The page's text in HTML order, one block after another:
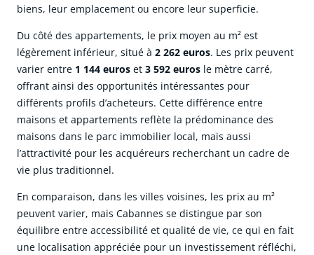
biens, leur emplacement ou encore leur superficie.
Du côté des appartements, le prix moyen au m² est
légèrement inférieur, situé à 2 262 euros. Les prix peuvent
varier entre 1 144 euros et 3 592 euros le mètre carré,
offrant ainsi des opportunités intéressantes pour
différents profils d’acheteurs. Cette différence entre
maisons et appartements reflète la prédominance des
maisons dans le parc immobilier local, mais aussi
l’attractivité pour les acquéreurs recherchant un cadre de
vie plus traditionnel.
En comparaison, dans les villes voisines, les prix au m²
peuvent varier, mais Cabannes se distingue par son
équilibre entre accessibilité et qualité de vie, ce qui en fait
une localisation appréciée pour un investissement réfléchi,